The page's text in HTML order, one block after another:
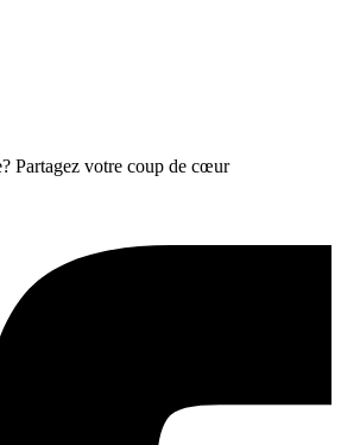
Partagez votre coup de cœur